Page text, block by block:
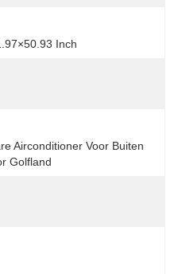
Inch
Airconditioner Voor Buiten
Golfland